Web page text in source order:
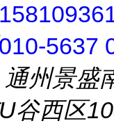
5637
州景盛
谷西区